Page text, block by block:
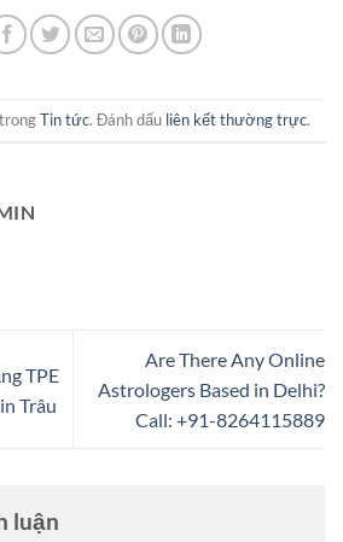
Tin tức. Đánh dấu liên kết thường trực.
TPE
Trâu
Are There Any Online
Astrologers Based in Delhi?
Call: +91-8264115889
luận